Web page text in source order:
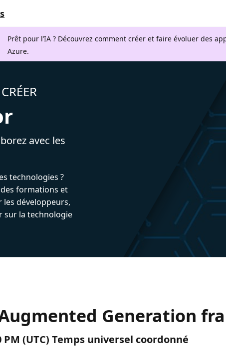
Prêt pour l’IA ? Découvrez comment créer et faire évoluer des
Azure.
avec les
technologies ?
formations et
développeurs,
sur la technologie
Generation
PM (UTC) Temps universel coordonné